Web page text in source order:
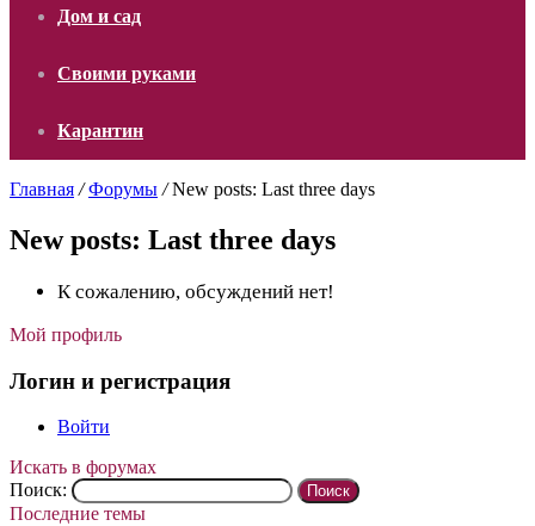
Дом и сад
Своими руками
Карантин
Главная / Форумы / New posts: Last three days
New posts: Last three days
К сожалению, обсуждений нет!
Мой профиль
Логин и регистрация
Войти
Искать в форумах
Поиск:
Последние темы